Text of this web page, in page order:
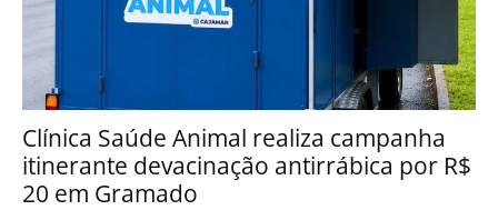
Clínica Saúde Animal realiza campanha
itinerante devacinação antirrábica por R$
20 em Gramado